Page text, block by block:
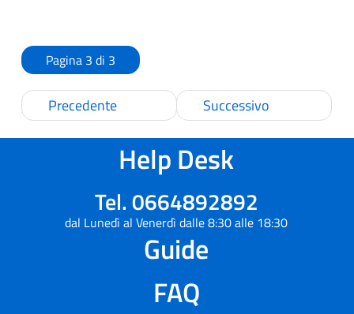
Pagina 3 di 3
Precedente Successivo
Help Desk
Tel. 0664892892
dal Lunedì al Venerdì dalle 8:30 alle 18:30
Guide
FAQ